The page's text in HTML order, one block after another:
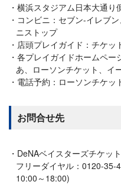
横浜スタジアム日本大通り
コンビニ：セブン-イレブ
ニストップ
店頭プレイガイド：チケッ
各プレイガイドホームペー
あ、ローソンチケット、イ
電話予約：ローソンチケッ
お問合せ先
DeNAベイスターズチケッ
フリーダイヤル：0120-
10:00～18:00)